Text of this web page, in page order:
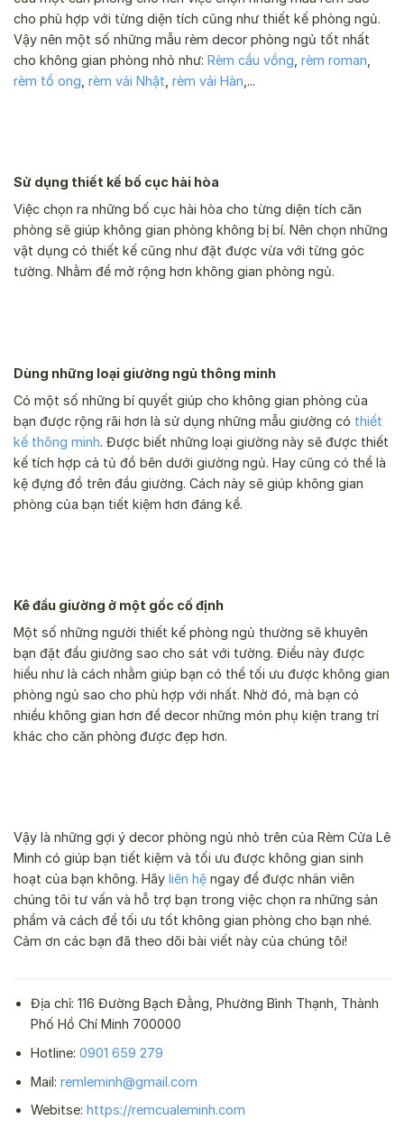
cho phù hợp với từng diện tích cũng như thiết kế phòng ngủ.
Vậy nên một số những mẫu rèm decor phòng ngủ tốt nhất
cho không gian phòng nhỏ như: Rèm cầu vồng rèm roman
rèm tổ ong rèm vải Nhật rèm vải Hàn ,...
Sử dụng thiết kế bố cục hài hòa
Việc chọn ra những bố cục hài hòa cho từng diện tích căn
phòng sẽ giúp không gian phòng không bị bí. Nên chọn những
vật dụng có thiết kế cũng như đặt được vừa với từng góc
tường. Nhằm để mở rộng hơn không gian phòng ngủ.
Dùng những loại giường ngủ thông minh
Có một số những bí quyết giúp cho không gian phòng của
bạn được rộng rãi hơn là sử dụng những mẫu giường có thiết
kế thông minh. Được biết những loại giường này sẽ được thiết
kế tích hợp cả tủ đồ bên dưới giường ngủ. Hay cũng có thể là
kệ đựng đồ trên đầu giường. Cách này sẽ giúp không gian
phòng của bạn tiết kiệm hơn đáng kể.
Kê đầu giường ở một gốc cố định
Một số những người thiết kế phòng ngủ thường sẽ khuyên
bạn đặt đầu giường sao cho sát với tường. Điều này được
hiểu như là cách nhằm giúp bạn có thể tối ưu được không gian
phòng ngủ sao cho phù hợp với nhất. Nhờ đó, mà bạn có
nhiều không gian hơn để decor những món phụ kiện trang trí
khác cho căn phòng được đẹp hơn.
Vậy là những gợi ý decor phòng ngủ nhỏ trên của Rèm Cửa Lê
Minh có giúp bạn tiết kiệm và tối ưu được không gian sinh
hoạt của bạn không. Hãy liên hệ ngay để được nhân viên
chúng tôi tư vấn và hỗ trợ bạn trong việc chọn ra những sản
phẩm và cách để tối ưu tốt không gian phòng cho bạn nhé.
Cảm ơn các bạn đã theo dõi bài viết này của chúng tôi!
Địa chỉ: 116 Đường Bạch Đằng, Phường Bình Thạnh, Thành
Phố Hồ Chí Minh 700000
Hotline: 0901 659 279
Mail: remleminh@gmail.com
Webitse: https://remcualeminh.com